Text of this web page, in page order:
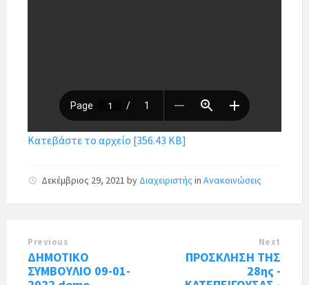
Κατεβάστε το αρχείο [356.43 KB]
Δεκέμβριος 29, 2021 by Διαχειριστής in Ανακοινώσεις
Previous
ΔΗΜΟΤΙΚΟ
ΣΥΜΒΟΥΛΙΟ 09-01-
Next
ΠΡΟΣΚΛΗΣΗ ΤΗΣ
28ης -